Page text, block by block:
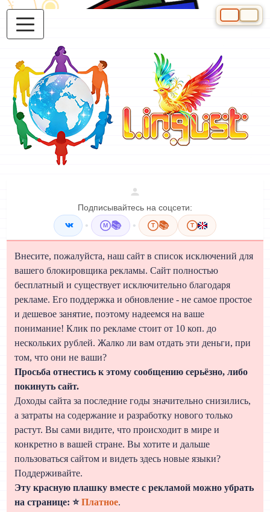
Подписывайтесь на соцсети:
• M 📚 • T 📚 T
Внесите, пожалуйста, наш сайт в список исключений для
вашего блокировщика рекламы. Сайт полностью
бесплатный и существует исключительно благодаря
рекламе. Его поддержка и обновление - не самое простое
и дешевое занятие, поэтому надеемся на ваше
понимание! Клик по рекламе стоит от 10 коп. до
нескольких рублей. Жалко ли вам отдать эти деньги, при
том, что они не ваши?
Просьба отнестись к этому сообщению серьёзно, либо
покинуть сайт.
Доходы сайта за последние годы значительно снизились,
а затраты на содержание и разработку нового только
растут. Вы сами видите, что происходит в мире и
конкретно в вашей стране. Вы хотите и дальше
пользоваться сайтом и видеть здесь новые языки?
Поддерживайте.
Эту красную плашку вместе с рекламой можно убрать
на странице: ⭐Платное.